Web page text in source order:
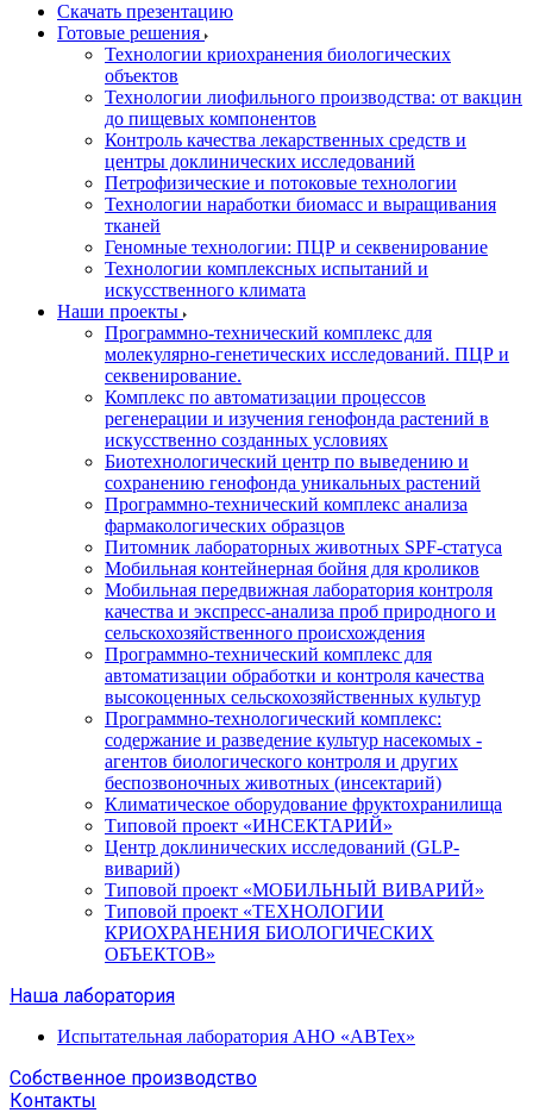
Скачать презентацию
Готовые решения
Технологии криохранения биологических
объектов
Технологии лиофильного производства: от вакцин
до пищевых компонентов
Контроль качества лекарственных средств и
центры доклинических исследований
Петрофизические и потоковые технологии
Технологии наработки биомасс и выращивания
тканей
Геномные технологии: ПЦР и секвенирование
Технологии комплексных испытаний и
искусственного климата
Наши проекты
Программно-технический комплекс для
молекулярно-генетических исследований. ПЦР и
секвенирование.
Комплекс по автоматизации процессов
регенерации и изучения генофонда растений в
искусственно созданных условиях
Биотехнологический центр по выведению и
сохранению генофонда уникальных растений
Программно-технический комплекс анализа
фармакологических образцов
Питомник лабораторных животных SPF-статуса
Мобильная контейнерная бойня для кроликов
Мобильная передвижная лаборатория контроля
качества и экспресс-анализа проб природного и
сельскохозяйственного происхождения
Программно-технический комплекс для
автоматизации обработки и контроля качества
высокоценных сельскохозяйственных культур
Программно-технологический комплекс:
содержание и разведение культур насекомых -
агентов биологического контроля и других
беспозвоночных животных (инсектарий)
Климатическое оборудование фруктохранилища
Типовой проект «ИНСЕКТАРИЙ»
Центр доклинических исследований (GLP-
виварий)
Типовой проект «МОБИЛЬНЫЙ ВИВАРИЙ»
Типовой проект «ТЕХНОЛОГИИ
КРИОХРАНЕНИЯ БИОЛОГИЧЕСКИХ
ОБЪЕКТОВ»
Наша лаборатория
Испытательная лаборатория АНО «АВТех»
Собственное производство
Контакты